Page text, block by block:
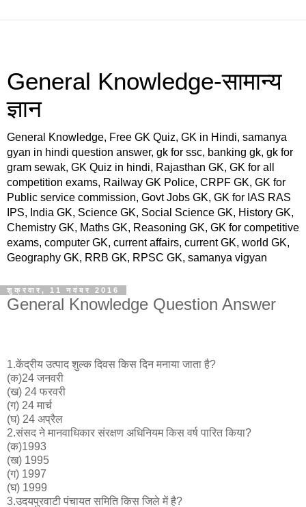
General Knowledge-सामान्य
ज्ञान
General Knowledge, Free GK Quiz, GK in Hindi, samanya
gyan in hindi question answer, gk for ssc, banking gk, gk for
gram sewak, GK Quiz in hindi, Rajasthan GK, GK for all
competition exams, Railway GK Police, CRPF GK, GK for
Public service commission, Govt Jobs GK, GK for IAS RAS
IPS, India GK, Science GK, Social Science GK, History GK,
Chemistry GK, Maths GK, Reasoning GK, GK for competitive
exams, computer GK, current affairs, current GK, world GK,
Geography GK, RRB GK, RPSC GK, samanya vigyan
शुक्रवार, 11 नवंबर 2016
General Knowledge Question Answer
1.केंद्रीय उत्पाद शुल्क दिवस किस दिन मनाया जाता है?
(क)24 जनवरी
(ख) 24 फरवरी
(ग) 24 मार्च
(घ) 24 अप्रैल
2.संसद ने मानवाधिकार संरक्षण अधिनियम किस वर्ष पारित किया?
(क)1993
(ख) 1995
(ग) 1997
(घ) 1999
3.उदयपुरवाटी पंचायत समिति किस जिले में है?